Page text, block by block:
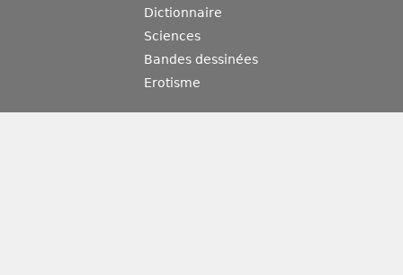
Dictionnaire
Sciences
Bandes dessinées
Erotisme